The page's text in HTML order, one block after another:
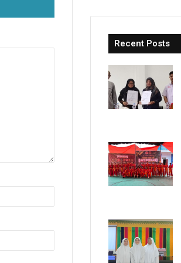
Recent Posts